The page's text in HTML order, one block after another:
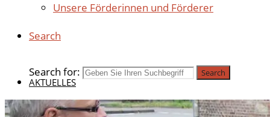
Unsere Förderinnen und Förderer
Search
Search for: Search
AKTUELLES
BEITRÄGE 2025